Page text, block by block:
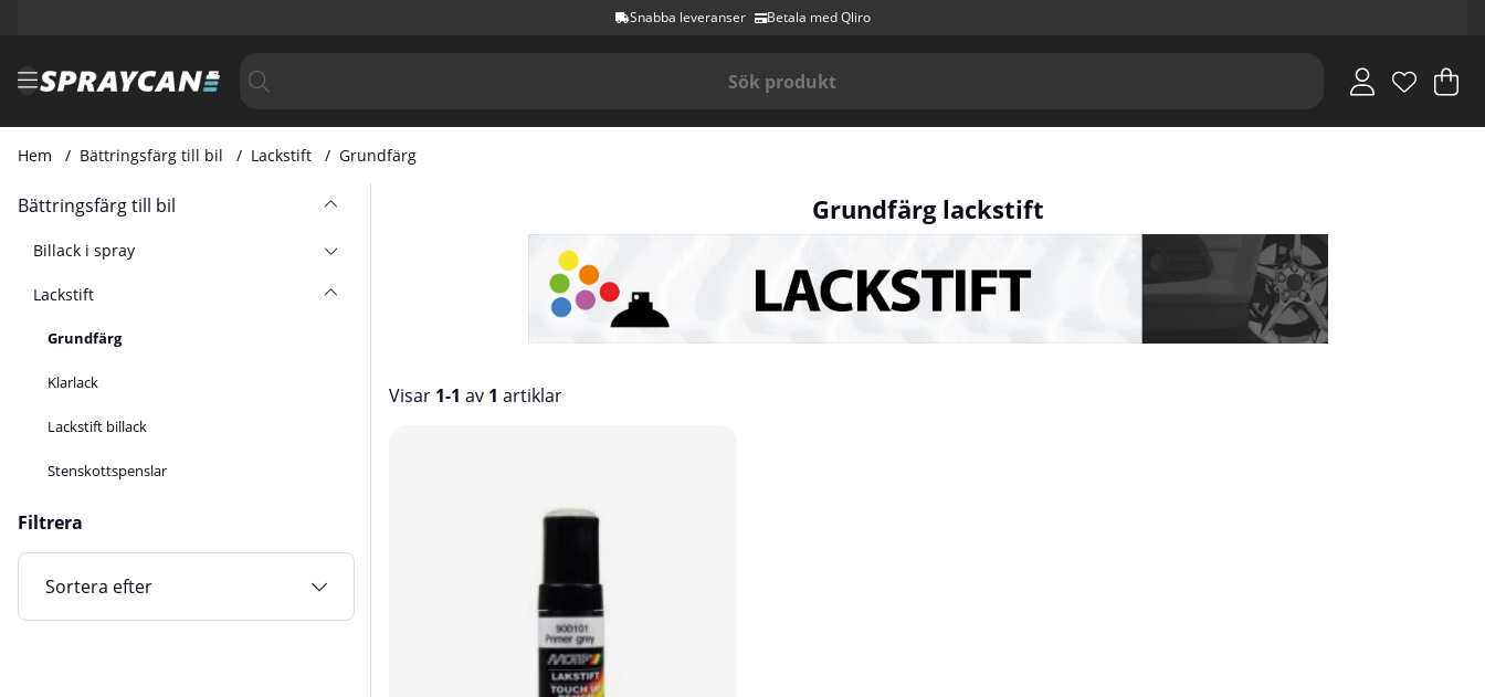
Snabba leveranser Betala med Qliro
.
Hem Bättringsfärg till bil Lackstift Grundfärg
Bättringsfärg till bil
Billack i spray
Lackstift
Grundfärg
Klarlack
Lackstift billack
Stenskottspenslar
Filtrera
Sortera efter
Grundfärg lackstift
Visar 1-1 av 1 artiklar